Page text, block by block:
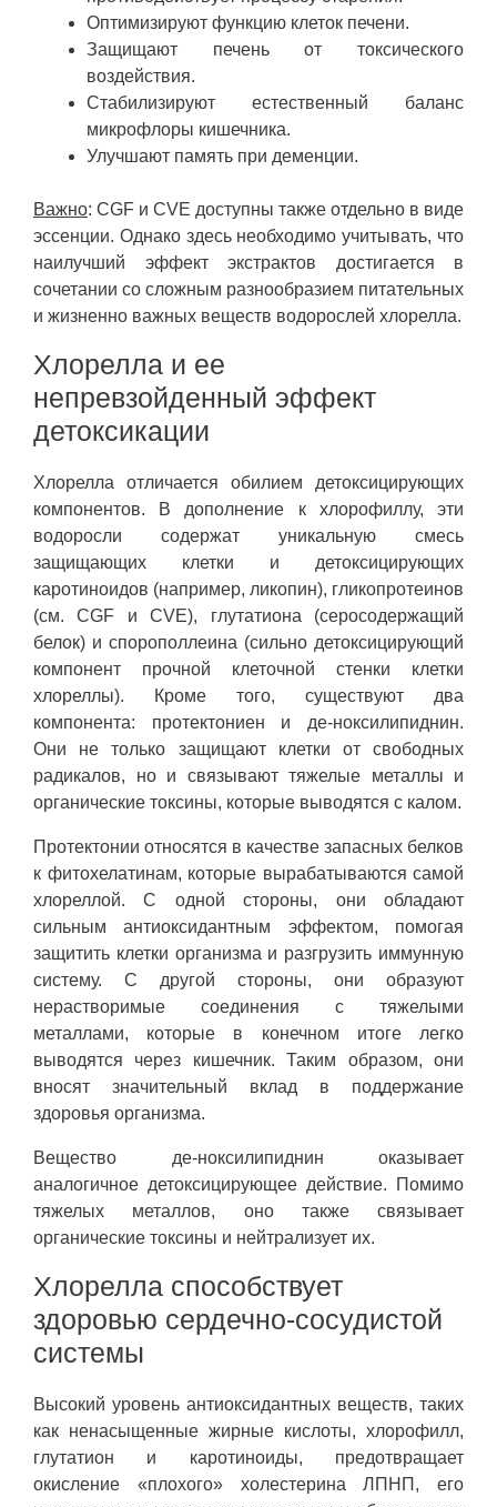
Оптимизируют функцию клеток печени.
Защищают печень от токсического
воздействия.
Стабилизируют естественный баланс
микрофлоры кишечника.
Улучшают память при деменции.
Важно: CGF и CVE доступны также отдельно в виде
эссенции. Однако здесь необходимо учитывать, что
наилучший эффект экстрактов достигается в
сочетании со сложным разнообразием питательных
и жизненно важных веществ водорослей хлорелла.
Хлорелла и ее
непревзойденный эффект
детоксикации
Хлорелла отличается обилием детоксицирующих
компонентов. В дополнение к хлорофиллу, эти
водоросли содержат уникальную смесь
защищающих клетки и детоксицирующих
каротиноидов (например, ликопин), гликопротеинов
(см. CGF и CVE), глутатиона (серосодержащий
белок) и спорополлеина (сильно детоксицирующий
компонент прочной клеточной стенки клетки
хлореллы). Кроме того, существуют два
компонента: протектониен и де-ноксилипиднин.
Они не только защищают клетки от свободных
радикалов, но и связывают тяжелые металлы и
органические токсины, которые выводятся с калом.
Протектонии относятся в качестве запасных белков
к фитохелатинам, которые вырабатываются самой
хлореллой. С одной стороны, они обладают
сильным антиоксидантным эффектом, помогая
защитить клетки организма и разгрузить иммунную
систему. С другой стороны, они образуют
нерастворимые соединения с тяжелыми
металлами, которые в конечном итоге легко
выводятся через кишечник. Таким образом, они
вносят значительный вклад в поддержание
здоровья организма.
Вещество де-ноксилипиднин оказывает
аналогичное детоксицирующее действие. Помимо
тяжелых металлов, оно также связывает
органические токсины и нейтрализует их.
Хлорелла способствует
здоровью сердечно-сосудистой
системы
Высокий уровень антиоксидантных веществ, таких
как ненасыщенные жирные кислоты, хлорофилл,
глутатион и каротиноиды, предотвращает
окисление «плохого» холестерина ЛПНП, его